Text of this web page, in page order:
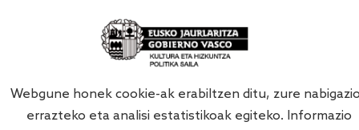
Webgune honek cookie-ak erabiltzen ditu, zure
errazteko eta analisi estatistikoak egiteko. Informazio